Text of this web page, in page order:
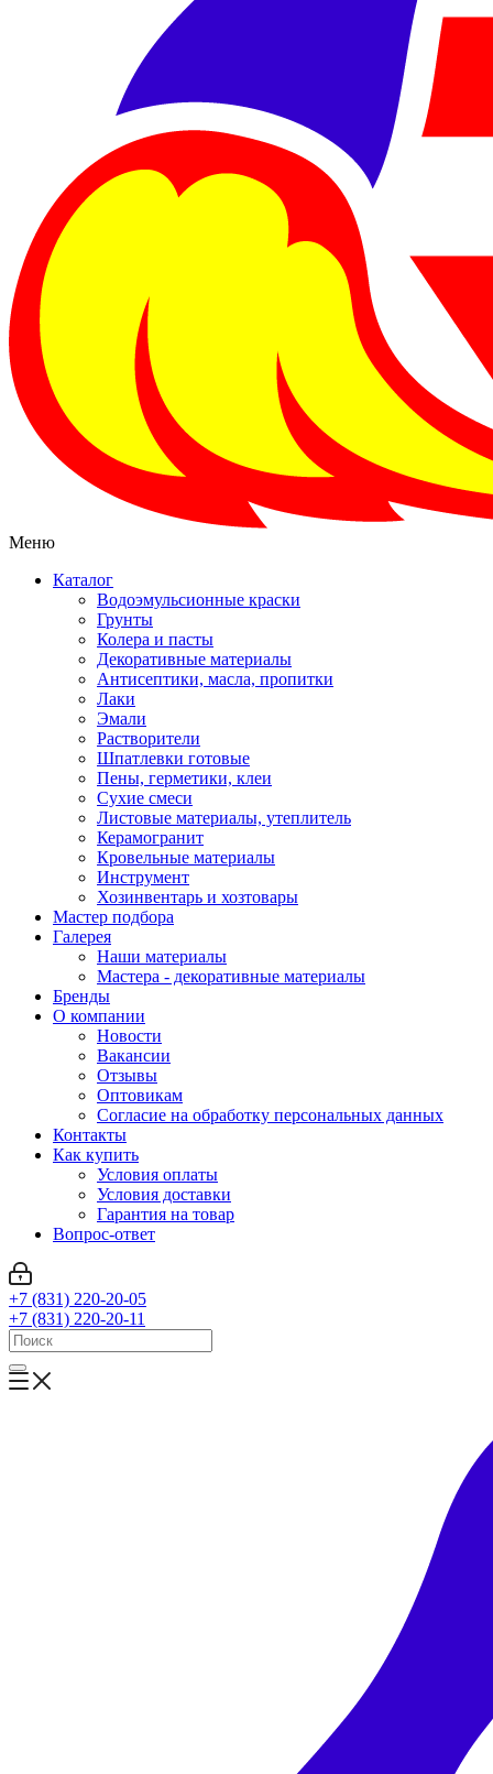
Меню
Каталог
Водоэмульсионные краски
Грунты
Колера и пасты
Декоративные материалы
Антисептики, масла, пропитки
Лаки
Эмали
Растворители
Шпатлевки готовые
Пены, герметики, клеи
Сухие смеси
Листовые материалы, утеплитель
Керамогранит
Кровельные материалы
Инструмент
Хозинвентарь и хозтовары
Мастер подбора
Галерея
Наши материалы
Мастера - декоративные материалы
Бренды
О компании
Новости
Вакансии
Отзывы
Оптовикам
Cогласие на обработку персональных данных
Контакты
Как купить
Условия оплаты
Условия доставки
Гарантия на товар
Вопрос-ответ
+7 (831) 220-20-05
+7 (831) 220-20-11